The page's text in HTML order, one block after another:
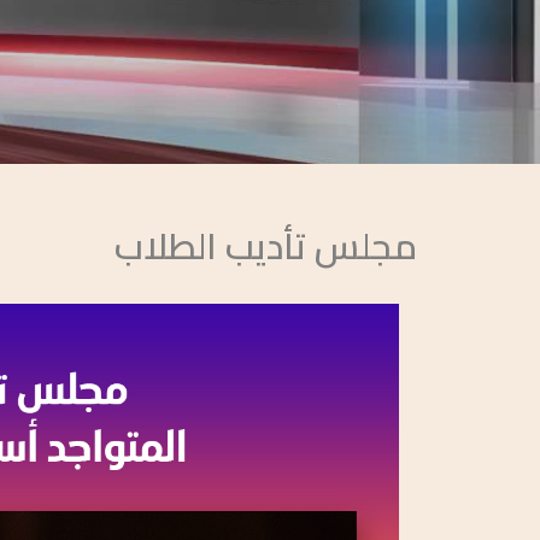
مجلس تأديب الطلاب